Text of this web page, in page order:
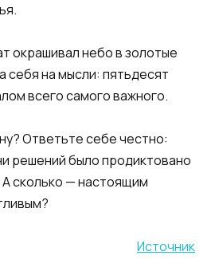
окрашивал небо в золотые
себя на мысли: пятьдесят
всего самого важного.​​
Ответьте себе честно:
решений было продиктовано
сколько — настоящим
Источник